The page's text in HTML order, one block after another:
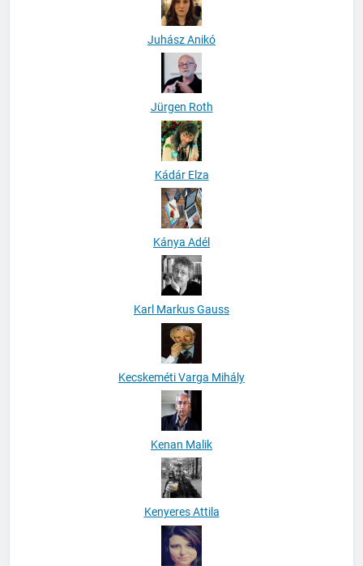
Juhász Anikó
Jürgen Roth
Kádár Elza
Kánya Adél
Karl Markus Gauss
Kecskeméti Varga Mihály
Kenan Malik
Kenyeres Attila